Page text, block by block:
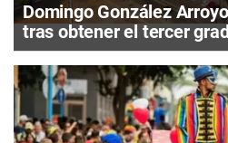
Domingo González
tras obtener el tercer